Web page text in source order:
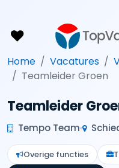
Home Vacatures
Teamleider Groen
Teamleider
Tempo Team
Overige functies